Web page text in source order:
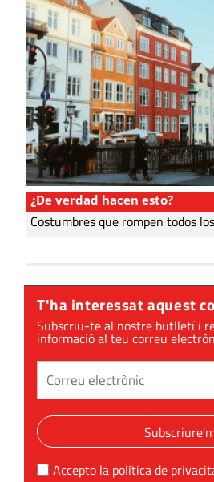
¿De verdad hacen esto?
Costumbres que rompen todos
T'ha interessat aquest
Subscriu-te al nostre butlletí i
informació al teu correu
Accepto la política de